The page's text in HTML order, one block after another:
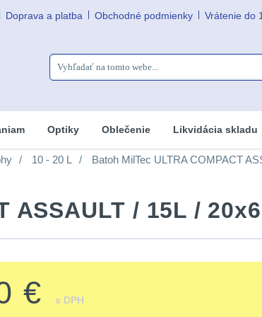
Doprava a platba Obchodné podmienky Vrátenie do
Optiky Oblečenie Likvidácia skladu
10 - 20 L Batoh MilTec ULTRA COMPACT
ASSAULT / 15L /
€ s DPH